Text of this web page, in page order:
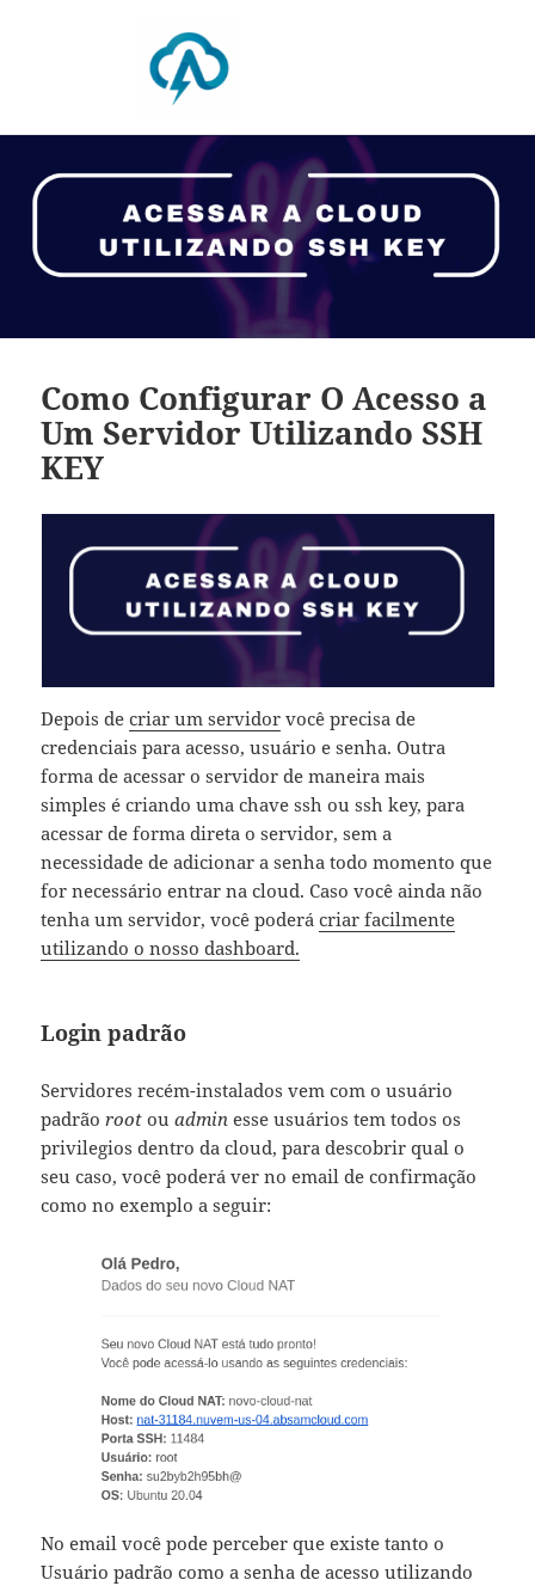
Blog da Absam
Como Configurar O Acesso a
Um Servidor Utilizando SSH
KEY
Depois decriar um servidor você precisa de
credenciais para acesso, usuário e senha. Outra
forma de acessar o servidor de maneira mais
simples é criando uma chave ssh ou ssh key, para
acessar de forma direta o servidor, sem a
necessidade de adicionar a senha todo momento que
for necessário entrar na cloud. Caso você ainda não
tenha um servidor, você poderácriar facilmente
utilizando o nosso dashboard.
Login padrão
Servidores recém-instalados vem com o usuário
padrãoroot ouadmin esse usuários tem todos os
privilegios dentro da cloud, para descobrir qual o
seu caso, você poderá ver no email de confirmação
como no exemplo a seguir:
No email você pode perceber que existe tanto o
Usuário padrão como a senha de acesso utilizando